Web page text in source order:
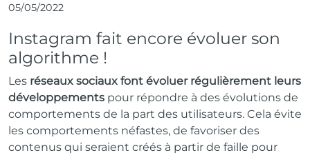
05/05/2022
Instagram fait encore évoluer son
algorithme !
Les réseaux sociaux font évoluer régulièrement leurs
développements pour répondre à des évolutions de
comportements de la part des utilisateurs. Cela évite
les comportements néfastes, de favoriser des
contenus qui seraient créés à partir de faille pour